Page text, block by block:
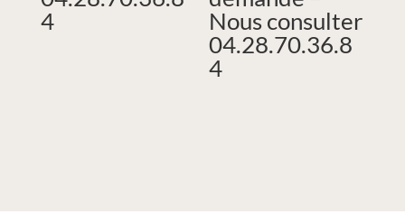
4
Nous consulter
04.28.70.36.8
4